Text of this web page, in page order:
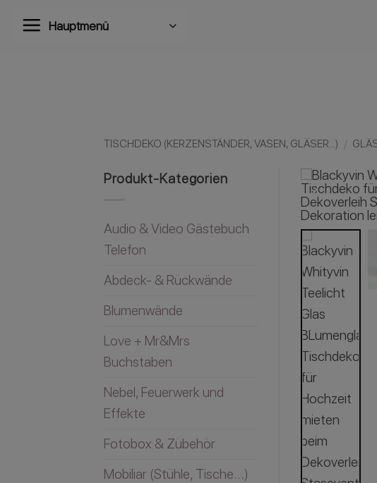
Inhalt
Hauptmenü
TISCHDEKO (KERZENSTÄNDER, VASEN, GLÄSER...) /
Produkt-Kategorien
Audio & Video Gästebuch
Telefon
Abdeck- & Rückwände
Blumenwände
Love + Mr&Mrs
Buchstaben
Nebel, Feuerwerk und
Effekte
Fotobox & Zubehör
Mobiliar (Stühle, Tische...)